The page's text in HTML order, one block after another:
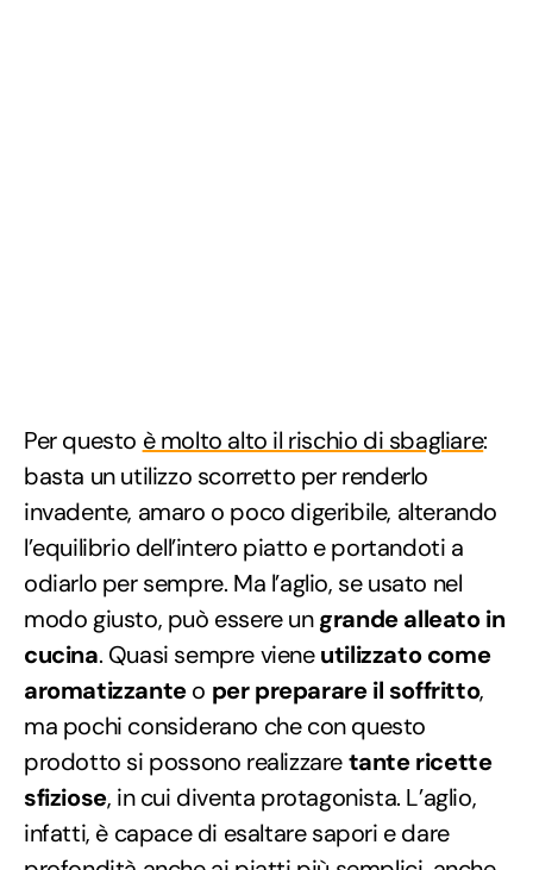
Per questo è molto alto il rischio di sbagliare:
basta un utilizzo scorretto per renderlo
invadente, amaro o poco digeribile, alterando
l’equilibrio dell’intero piatto e portandoti a
odiarlo per sempre. Ma l’aglio, se usato nel
modo giusto, può essere ungrande alleato in
cucina. Quasi sempre vieneutilizzato come
aromatizzanteo per preparare il soffritto,
ma pochi considerano che con questo
prodotto si possono realizzaretante ricette
sfiziose, in cui diventa protagonista. L’aglio,
infatti, è capace di esaltare sapori e dare